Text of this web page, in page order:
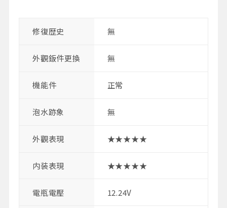
修復歴史 無
外觀鈑件更換 無
機能件 正常
泡水跡象 無
外觀表現 ★★★★★
内装表現 ★★★★★
電瓶電壓 12.24V